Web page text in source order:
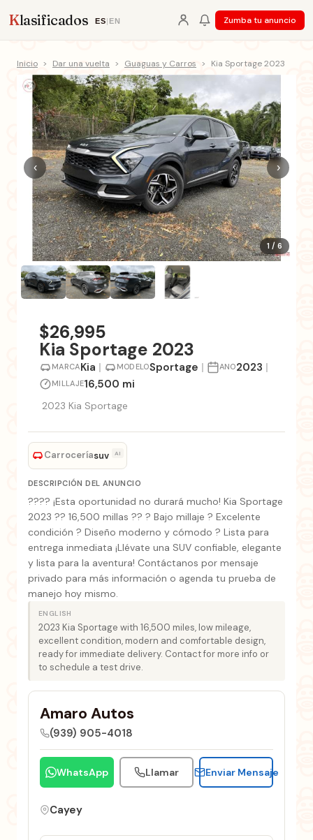
Klasificados ES| EN Zumba tu anuncio
Inicio > Dar una vuelta > Guaguas y Carros > Kia Sportage 2023
1 / 6
‹ ›
$26,995
Kia Sportage 2023
MARCAKia | MODELOSportage | ANO2023 |
MILLAJE16,500 mi
2023 Kia Sportage
Carroceríasuv AI
DESCRIPCIÓN DEL ANUNCIO
???? ¡Esta oportunidad no durará mucho! Kia Sportage
2023 ?? 16,500 millas ?? ? Bajo millaje ? Excelente
condición ? Diseño moderno y cómodo ? Lista para
entrega inmediata ¡Llévate una SUV confiable, elegante
y lista para la aventura! Contáctanos por mensaje
privado para más información o agenda tu prueba de
manejo hoy mismo.
ENGLISH
2023 Kia Sportage with 16,500 miles, low mileage,
excellent condition, modern and comfortable design,
ready for immediate delivery. Contact for more info or
to schedule a test drive.
Amaro Autos
(939) 905-4018
WhatsApp Llamar Enviar Mensaje
Cayey